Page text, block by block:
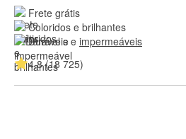
Frete grátis
Coloridos e brilhantes
Duráveis e impermeáveis
4.8 (18 725)